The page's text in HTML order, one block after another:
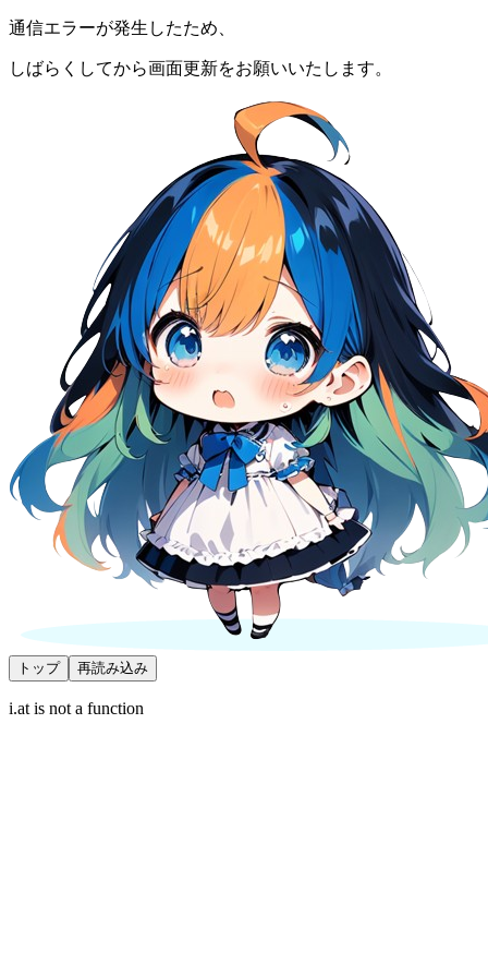
通信エラーが発生したため、
しばらくしてから画面更新をお願いいたします。
トップ 再読み込み
i.at is not a function